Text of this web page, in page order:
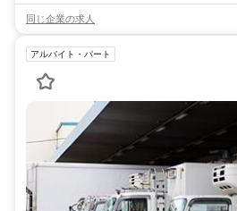
同じ企業の求人
アルバイト・パート